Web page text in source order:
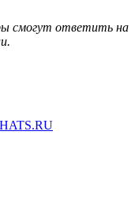
смогут ответить на